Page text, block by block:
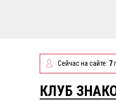
Сейчас на сайте: 7
КЛУБ